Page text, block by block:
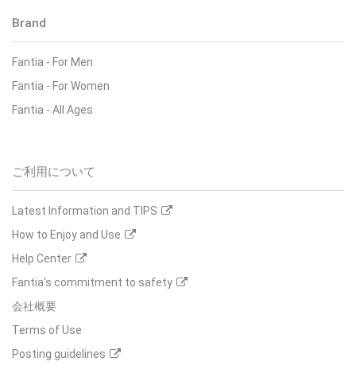
Brand
Fantia - For Men
Fantia - For Women
Fantia - All Ages
ご利用について
Latest Information and TIPS
How to Enjoy and Use
Help Center
Fantia's commitment to safety
会社概要
Terms of Use
Posting guidelines